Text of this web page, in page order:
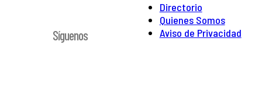
Directorio
Quienes Somos
Aviso de Privacidad
Síguenos